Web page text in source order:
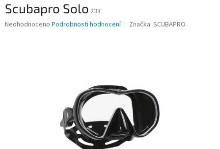
Scubapro Solo 238
Průměrné
Neohodnoceno Podrobnosti hodnocení Značka: SCUBAPRO